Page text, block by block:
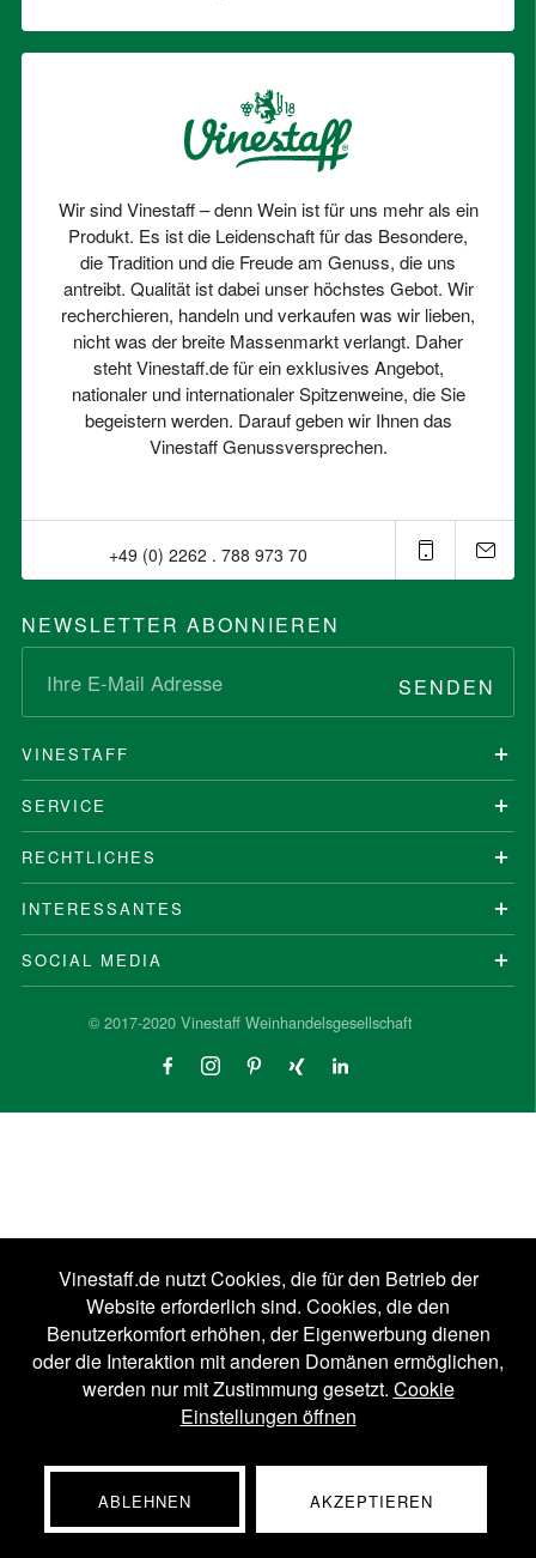
Wir sind Vinestaff – denn Wein ist für uns mehr als ein
Produkt. Es ist die Leidenschaft für das Besondere,
die Tradition und die Freude am Genuss, die uns
antreibt. Qualität ist dabei unser höchstes Gebot. Wir
recherchieren, handeln und verkaufen was wir lieben,
nicht was der breite Massenmarkt verlangt. Daher
steht Vinestaff.de für ein exklusives Angebot,
nationaler und internationaler Spitzenweine, die Sie
begeistern werden. Darauf geben wir Ihnen das
Vinestaff Genussversprechen.
+49 (0) 2262 . 788 973 70⁠
NEWSLETTER ABONNIEREN
SENDEN
VINESTAFF
SERVICE
RECHTLICHES
INTERESSANTES
SOCIAL MEDIA
© 2017-2020 Vinestaff Weinhandelsgesellschaft
Vinestaff.de nutzt Cookies, die für den Betrieb der
Website erforderlich sind. Cookies, die den
Benutzerkomfort erhöhen, der Eigenwerbung dienen
oder die Interaktion mit anderen Domänen ermöglichen,
werden nur mit Zustimmung gesetzt. Cookie
Einstellungen öffnen
ABLEHNEN AKZEPTIEREN